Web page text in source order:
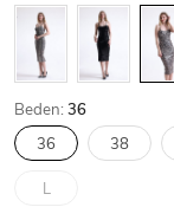
Body
SPOR GİYİM
Beden:36
36 38
L